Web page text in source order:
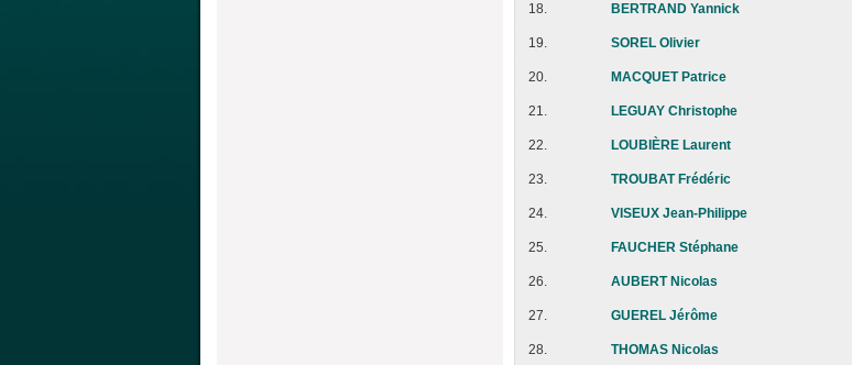
18. BERTRAND Yannick
19. SOREL Olivier
20. MACQUET Patrice
21. LEGUAY Christophe
22. LOUBIÈRE Laurent
23. TROUBAT Frédéric
24. VISEUX Jean-Philippe
25. FAUCHER Stéphane
26. AUBERT Nicolas
27. GUEREL Jérôme
28. THOMAS Nicolas